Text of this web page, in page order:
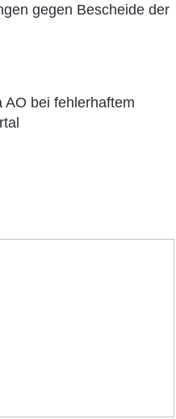
gegen Bescheide der
AO bei fehlerhaftem